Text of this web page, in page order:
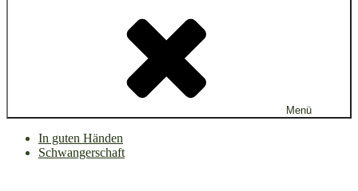
Menü
In guten Händen
Schwangerschaft